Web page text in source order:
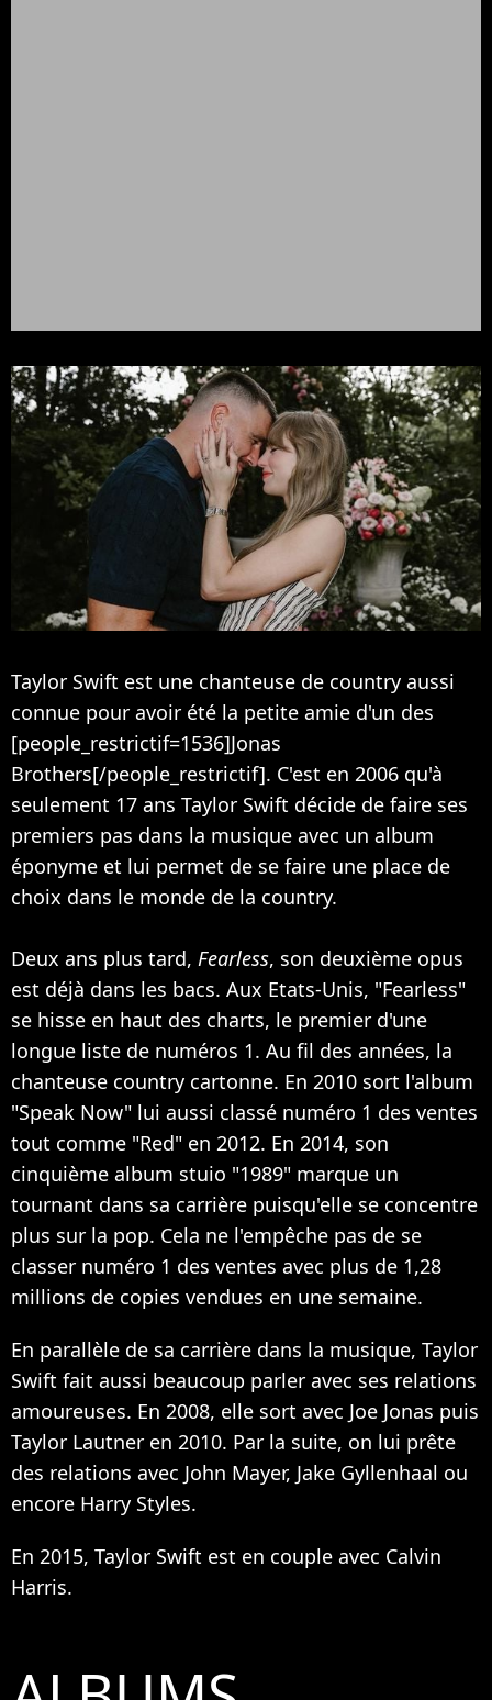
Taylor Swift est une chanteuse de country aussi
connue pour avoir été la petite amie d'un des
[people_restrictif=1536]Jonas
Brothers[/people_restrictif]. C'est en 2006 qu'à
seulement 17 ans Taylor Swift décide de faire ses
premiers pas dans la musique avec un album
éponyme et lui permet de se faire une place de
choix dans le monde de la country.
Deux ans plus tard, Fearless, son deuxième opus
est déjà dans les bacs. Aux Etats-Unis, "Fearless"
se hisse en haut des charts, le premier d'une
longue liste de numéros 1. Au fil des années, la
chanteuse country cartonne. En 2010 sort l'album
"Speak Now" lui aussi classé numéro 1 des ventes
tout comme "Red" en 2012. En 2014, son
cinquième album stuio "1989" marque un
tournant dans sa carrière puisqu'elle se concentre
plus sur la pop. Cela ne l'empêche pas de se
classer numéro 1 des ventes avec plus de 1,28
millions de copies vendues en une semaine.
En parallèle de sa carrière dans la musique, Taylor
Swift fait aussi beaucoup parler avec ses relations
amoureuses. En 2008, elle sort avec Joe Jonas puis
Taylor Lautner en 2010. Par la suite, on lui prête
des relations avec John Mayer, Jake Gyllenhaal ou
encore Harry Styles.
En 2015, Taylor Swift est en couple avec Calvin
Harris.